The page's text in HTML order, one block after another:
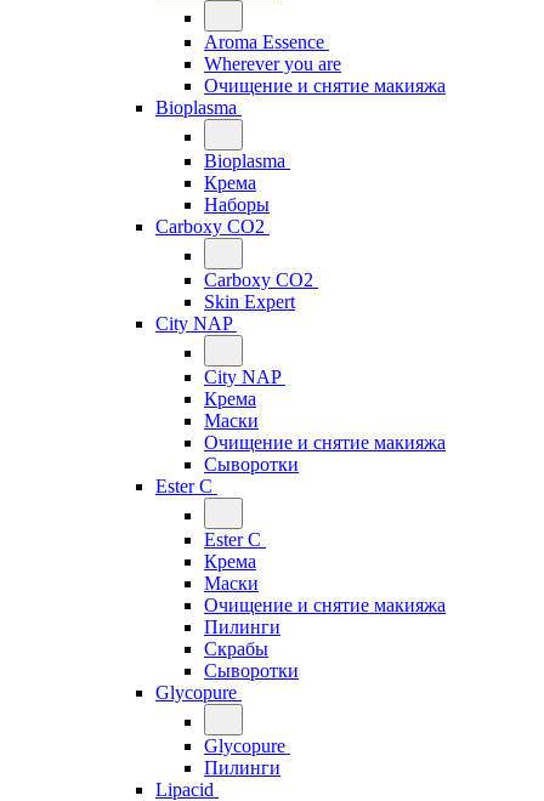
Aroma Essence
Wherever you are
Очищение и снятие макияжа
Bioplasma
Bioplasma
Крема
Наборы
Carboxy CO2
Carboxy CO2
Skin Expert
City NAP
City NAP
Крема
Маски
Очищение и снятие макияжа
Сыворотки
Ester C
Ester C
Крема
Маски
Очищение и снятие макияжа
Пилинги
Скрабы
Сыворотки
Glycopure
Glycopure
Пилинги
Lipacid